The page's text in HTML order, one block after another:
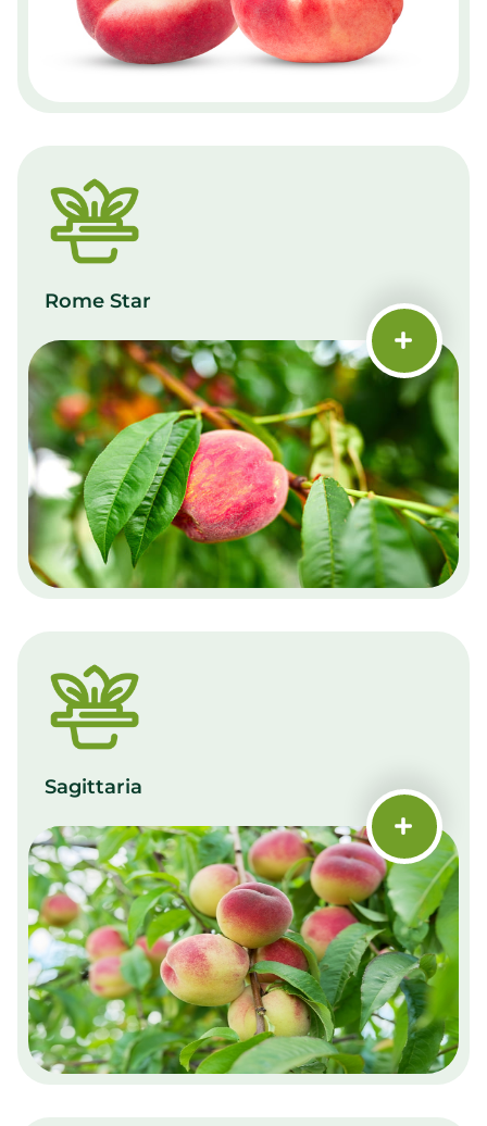
Rome Star
Sagittaria